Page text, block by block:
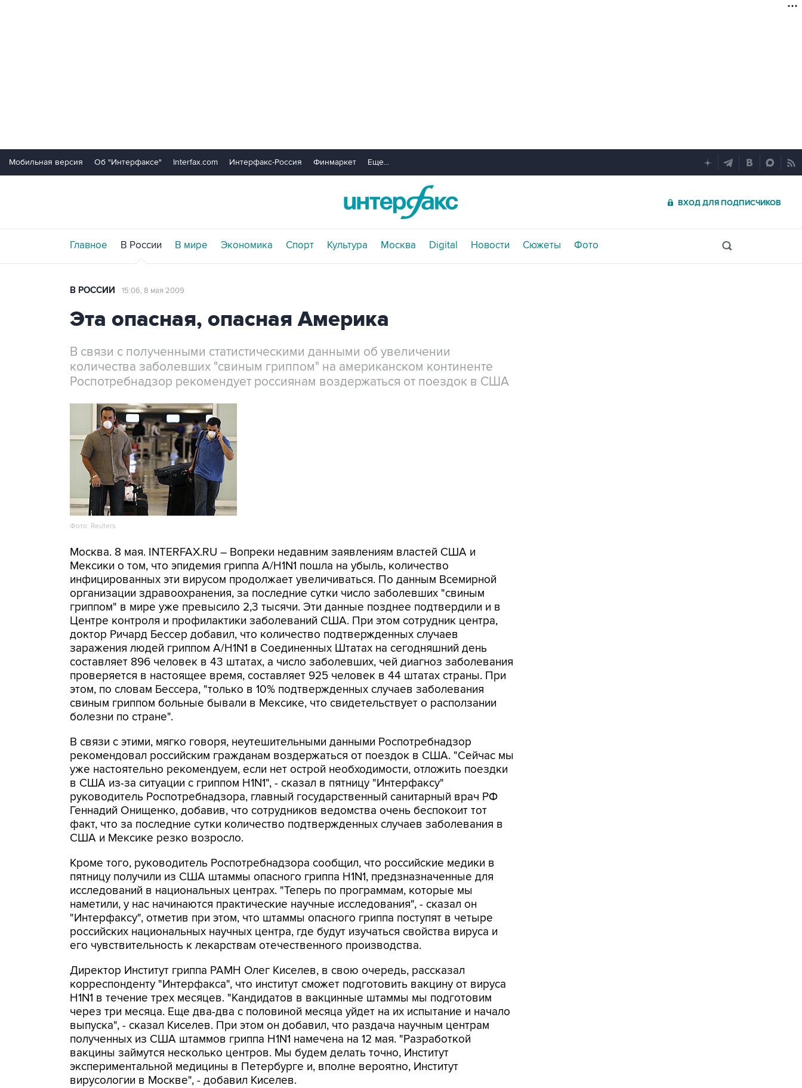
Мобильная версия Об "Интерфаксе" Interfax.com Интерфакс-Россия Финмаркет Еще...
ВХОД ДЛЯ ПОДПИСЧИКОВ
Главное В России В мире Экономика Спорт Культура Москва Digital Новости Сюжеты Фото
В РОССИИ 15:06, 8 мая 2009
Эта опасная, опасная Америка
В связи с полученными статистическими данными об увеличении
количества заболевших "свиным гриппом" на американском континенте
Роспотребнадзор рекомендует россиянам воздержаться от поездок в США
Фото: Reuters
Москва. 8 мая. INTERFAX.RU – Вопреки недавним заявлениям властей США и
Мексики о том, что эпидемия гриппа A/H1N1 пошла на убыль, количество
инфицированных эти вирусом продолжает увеличиваться. По данным Всемирной
организации здравоохранения, за последние сутки число заболевших "свиным
гриппом" в мире уже превысило 2,3 тысячи. Эти данные позднее подтвердили и в
Центре контроля и профилактики заболеваний США. При этом сотрудник центра,
доктор Ричард Бессер добавил, что количество подтвержденных случаев
заражения людей гриппом A/H1N1 в Соединенных Штатах на сегодняшний день
составляет 896 человек в 43 штатах, а число заболевших, чей диагноз заболевания
проверяется в настоящее время, составляет 925 человек в 44 штатах страны. При
этом, по словам Бессера, "только в 10% подтвержденных случаев заболевания
свиным гриппом больные бывали в Мексике, что свидетельствует о расползании
болезни по стране".
В связи с этими, мягко говоря, неутешительными данными Роспотребнадзор
рекомендовал российским гражданам воздержаться от поездок в США. "Сейчас мы
уже настоятельно рекомендуем, если нет острой необходимости, отложить поездки
в США из-за ситуации с гриппом H1N1", - сказал в пятницу "Интерфаксу"
руководитель Роспотребнадзора, главный государственный санитарный врач РФ
Геннадий Онищенко, добавив, что сотрудников ведомства очень беспокоит тот
факт, что за последние сутки количество подтвержденных случаев заболевания в
США и Мексике резко возросло.
Кроме того, руководитель Роспотребнадзора сообщил, что российские медики в
пятницу получили из США штаммы опасного гриппа H1N1, предзназначенные для
исследований в национальных центрах. "Теперь по программам, которые мы
наметили, у нас начинаются практические научные исследования", - сказал он
"Интерфаксу", отметив при этом, что штаммы опасного гриппа поступят в четыре
российских национальных научных центра, где будут изучаться свойства вируса и
его чувствительность к лекарствам отечественного производства.
Директор Институт гриппа РАМН Олег Киселев, в свою очередь, рассказал
корреспонденту "Интерфакса", что институт сможет подготовить вакцину от вируса
H1N1 в течение трех месяцев. "Кандидатов в вакцинные штаммы мы подготовим
через три месяца. Еще два-два с половиной месяца уйдет на их испытание и начало
выпуска", - сказал Киселев. При этом он добавил, что раздача научным центрам
полученных из США штаммов гриппа H1N1 намечена на 12 мая. "Разработкой
вакцины займутся несколько центров. Мы будем делать точно, Институт
экспериментальной медицины в Петербурге и, вполне вероятно, Институт
вирусологии в Москве", - добавил Киселев.